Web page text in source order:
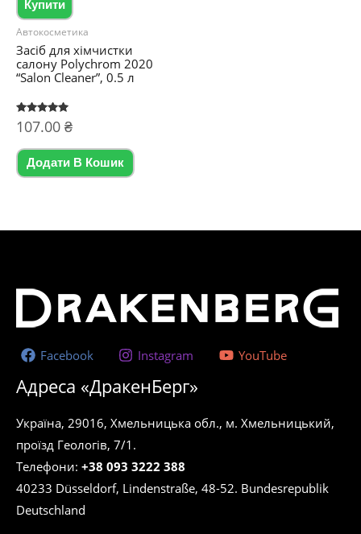
Купити
Автокосметика
Засіб для хімчистки
салону Polychrom 2020
“Salon Cleaner”, 0.5 л
Оцінено в
5.00
107.00 ₴
Додати В Кошик
Facebook Instagram YouTube
Адреса «ДракенБерг»
Україна, 29016, Хмельницька обл., м. Хмельницький,
проїзд Геологів, 7/1.
Телефони: +38 093 3222 388
40233 Düsseldorf, Lindenstraße, 48-52. Bundesrepublik
Deutschland